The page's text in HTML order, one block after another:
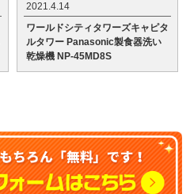
2021.4.14
ワールドシティタワーズキャピタ
ルタワー Panasonic製食器洗い
乾燥機 NP-45MD8S